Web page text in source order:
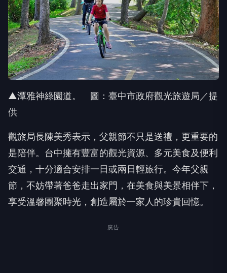
▲潭雅神綠園道。 圖：臺中市政府觀光旅遊局／提
供
觀旅局長陳美秀表示，父親節不只是送禮，更重要的
是陪伴。台中擁有豐富的觀光資源、多元美食及便利
交通，十分適合安排一日或兩日輕旅行。今年父親
節，不妨帶著爸爸走出家門，在美食與美景相伴下，
享受溫馨團聚時光，創造屬於一家人的珍貴回憶。
廣告